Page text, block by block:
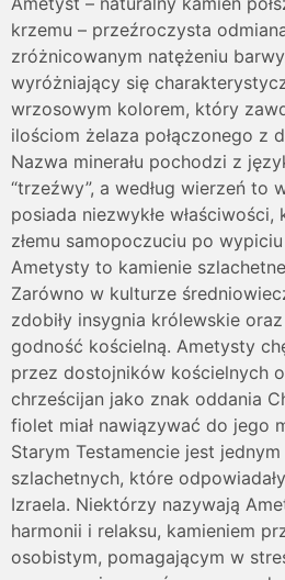
krzemu – przeźroczysta
zróżnicowanym natężeniu
wyróżniający się
wrzosowym kolorem, który
ilościom żelaza połączonego z
Nazwa minerału pochodzi z
“trzeźwy”, a według wierzeń to
posiada niezwykłe
złemu samopoczuciu po
Ametysty to kamienie
Zarówno w kulturze
zdobiły insygnia królewskie
godność kościelną. Ametysty
przez dostojników kościelnych
chrześcijan jako znak oddania
fiolet miał nawiązywać do jego
Starym Testamencie jest
szlachetnych, które
Izraela. Niektórzy nazywają
harmonii i relaksu, kamieniem
osobistym, pomagającym w